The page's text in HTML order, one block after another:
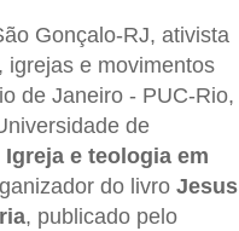
Gonçalo-RJ, ativista
igrejas e movimentos
de Janeiro - PUC-Rio,
de
e teologia em
do livro Jesus
, publicado pelo